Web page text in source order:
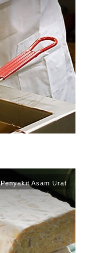
Penyakit Asam Urat